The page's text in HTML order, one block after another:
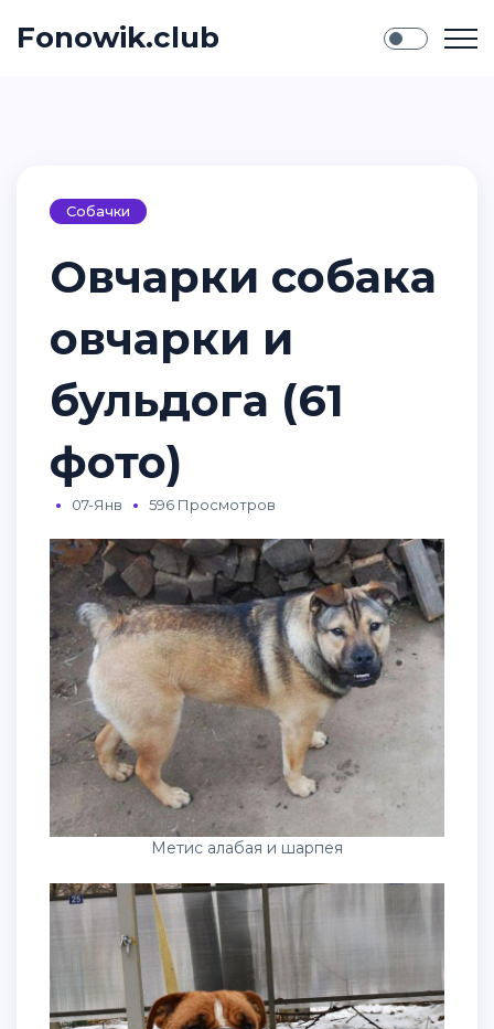
Fonowik.club
Собачки
Овчарки собака
овчарки и
бульдога (61
фото)
07-Янв 596 Просмотров
Метис алабая и шарпея